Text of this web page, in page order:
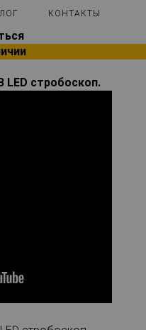
КОНТАКТЫ
LED стробоскоп.